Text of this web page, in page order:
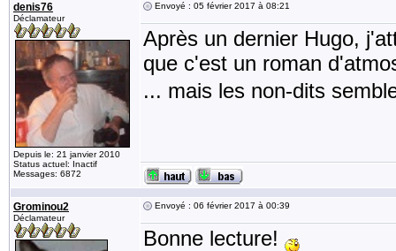
denis76
Déclamateur
Depuis le: 21 janvier 2010
Status actuel: Inactif
Messages: 6872
Envoyé : 05 février 2017 à 08:21
Après un dernier Hugo,
que c'est un roman
... mais les non-dits
Grominou2
Déclamateur
Envoyé : 06 février 2017 à 00:39
Bonne lecture!